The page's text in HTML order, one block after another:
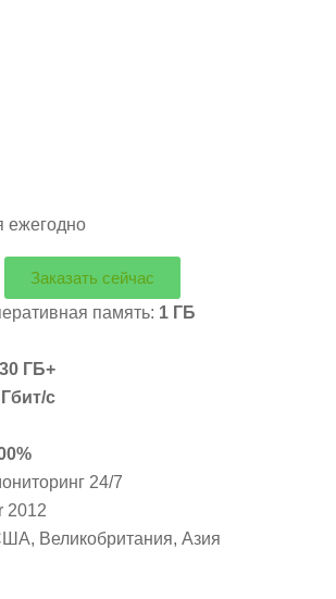
ежегодно
Заказать сейчас
память: 1 ГБ
30 ГБ+
с
24/7
2012
Великобритания, Азия